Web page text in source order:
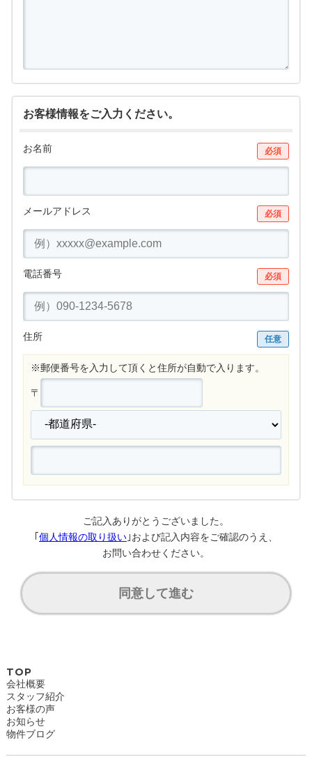
お客様情報をご入力ください。
お名前 必須
メールアドレス 必須
電話番号 必須
住所 任意
※郵便番号を入力して頂くと住所が自動で入ります。
〒
ご記入ありがとうございました。
個人情報の取り扱い｣および記入内容をご確認のうえ、
お問い合わせください。
同意して進む
TOP
会社概要
スタッフ紹介
お客様の声
お知らせ
物件ブログ